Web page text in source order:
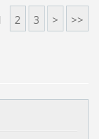
2 3 > >>